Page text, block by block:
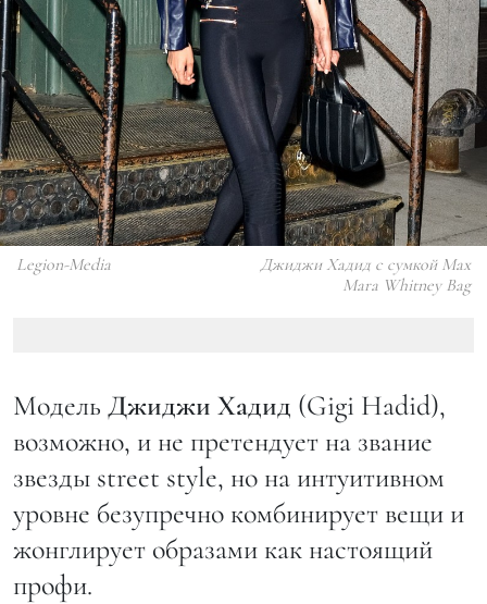
Legion-Media
Джиджи Хадид с сумкой Max
Mara Whitney Bag
Модель Джиджи Хадид (Gigi Hadid),
возможно, и не претендует на звание
звезды street style, но на интуитивном
уровне безупречно комбинирует вещи и
жонглирует образами как настоящий
профи.